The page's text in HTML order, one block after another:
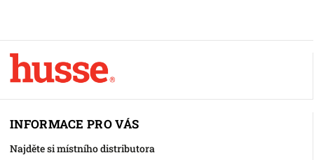
INFORMACE PRO VÁS
Najděte si místního distributora